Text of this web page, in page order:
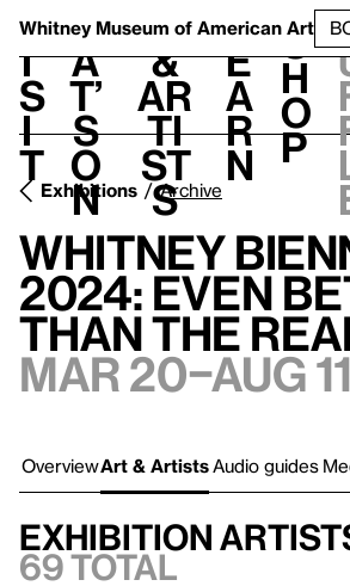
Whitney Museum of American Art
V
i
s
i
t
h
a
t’
s
o
n
t
&
Ar
ti
st
s
L
e
a
r
n
S
h
o
p
Exhibitions Archive
Whitney
2024: Even
Than the
Mar 20–Aug
OverviewArt & Artists Audio guides
Exhibition
69 total